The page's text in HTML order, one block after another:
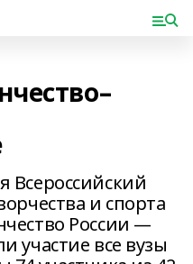
Всероссийский
и спорта
России —
участие все вузы